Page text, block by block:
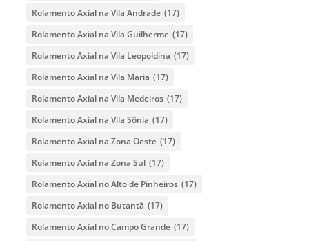
Rolamento Axial na Vila Andrade (17)
Rolamento Axial na Vila Guilherme (17)
Rolamento Axial na Vila Leopoldina (17)
Rolamento Axial na Vila Maria (17)
Rolamento Axial na Vila Medeiros (17)
Rolamento Axial na Vila Sônia (17)
Rolamento Axial na Zona Oeste (17)
Rolamento Axial na Zona Sul (17)
Rolamento Axial no Alto de Pinheiros (17)
Rolamento Axial no Butantã (17)
Rolamento Axial no Campo Grande (17)